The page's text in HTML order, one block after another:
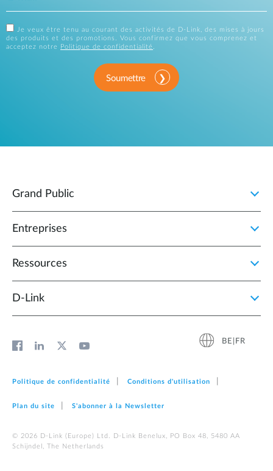
Je veux être tenu au courant des activités de D-Link, des mises à jours
des produits et des promotions. Vous confirmez que vous comprenez et
acceptez notre
Politique de confidentialité
Soumettre
Grand Public
Entreprises
Ressources
D‑Link
BE|FR
Politique de confidentialité Conditions d'utilisation
Plan du site S'abonner à la Newsletter
© 2026 D‑Link (Europe) Ltd. D-Link Benelux, PO Box 48, 5480 AA
Schijndel, The Netherlands